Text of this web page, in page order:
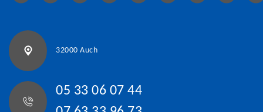
32000 Auch
05 33 06 07 44